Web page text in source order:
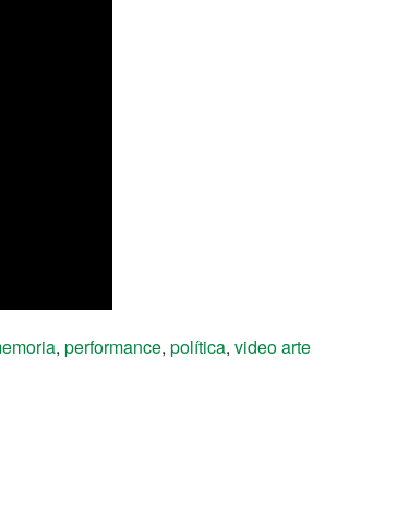
, performance, política, video arte